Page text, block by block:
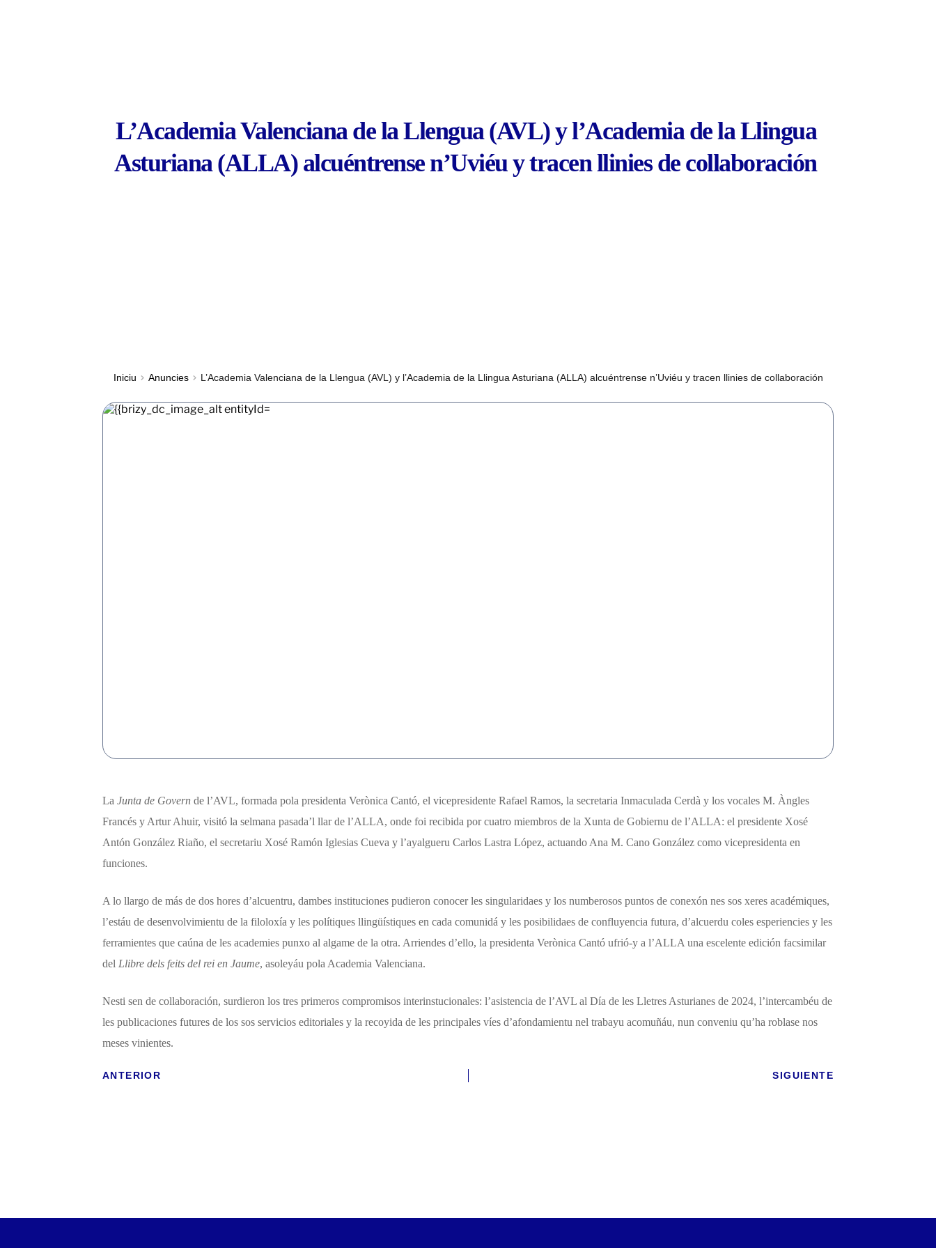
L’Academia Valenciana de la Llengua (AVL) y l’Academia de la Llingua
Asturiana (ALLA) alcuéntrense n’Uviéu y tracen llinies de collaboración
Iniciu Anuncies L’Academia Valenciana de la Llengua (AVL) y l’Academia de la Llingua Asturiana (ALLA) alcuéntrense n’Uviéu y tracen llinies de collaboración
La Junta de Govern de l’AVL, formada pola presidenta Verònica Cantó, el vicepresidente Rafael Ramos, la secretaria Inmaculada Cerdà y los vocales M. Àngles
Francés y Artur Ahuir, visitó la selmana pasada’l llar de l’ALLA, onde foi recibida por cuatro miembros de la Xunta de Gobiernu de l’ALLA: el presidente Xosé
Antón González Riaño, el secretariu Xosé Ramón Iglesias Cueva y l’ayalgueru Carlos Lastra López, actuando Ana M. Cano González como vicepresidenta en
funciones.
A lo llargo de más de dos hores d’alcuentru, dambes instituciones pudieron conocer les singularidaes y los numberosos puntos de conexón nes sos xeres académiques,
l’estáu de desenvolvimientu de la filoloxía y les polítiques llingüístiques en cada comunidá y les posibilidaes de confluyencia futura, d’alcuerdu coles esperiencies y les
ferramientes que caúna de les academies punxo al algame de la otra. Arriendes d’ello, la presidenta Verònica Cantó ufrió-y a l’ALLA una escelente edición facsimilar
del Llibre dels feits del rei en Jaume, asoleyáu pola Academia Valenciana.
Nesti sen de collaboración, surdieron los tres primeros compromisos interinstucionales: l’asistencia de l’AVL al Día de les Lletres Asturianes de 2024, l’intercambéu de
les publicaciones futures de los sos servicios editoriales y la recoyida de les principales víes d’afondamientu nel trabayu acomuñáu, nun conveniu qu’ha roblase nos
meses vinientes.
ANTERIOR SIGUIENTE